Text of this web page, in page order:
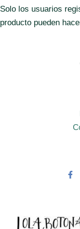
Solo los usuarios
producto pueden